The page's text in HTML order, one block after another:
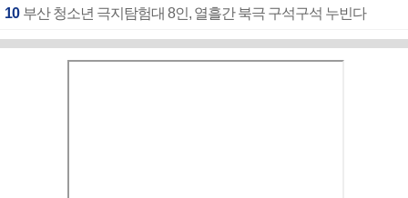
10 부산 청소년 극지탐험대 8인, 열흘간 북극 구석구석 누빈다